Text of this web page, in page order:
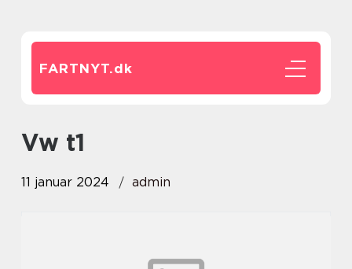
FARTNYT.dk
vw t1
11 januar 2024 admin